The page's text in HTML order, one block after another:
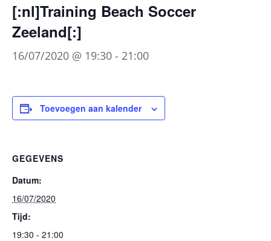
[:nl]Training Beach Soccer
Zeeland[:]
16/07/2020 @ 19:30 - 21:00
Toevoegen aan kalender
GEGEVENS
Datum:
16/07/2020
Tijd:
19:30 - 21:00